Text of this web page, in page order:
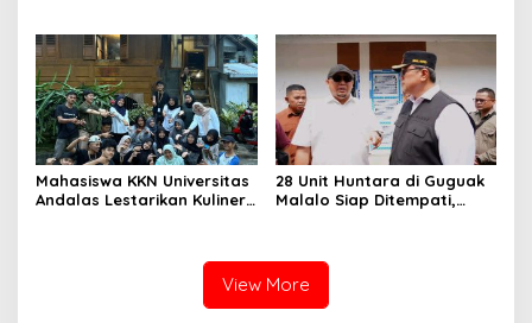
Biopori, dan Pestisida
Nabati di Nagari Sungai
Patai
Akbar di Masjid Ihsan
Sungai Patai
Mahasiswa KKN Universitas
Andalas Lestarikan Kuliner
28 Unit Huntara di Guguak
Malalo Siap Ditempati,
Tanah Datar
View More